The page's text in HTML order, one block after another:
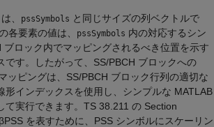
は、 pssSymbols と同じサイズの列ベクトルで
各要素の値は、 pssSymbols 内の対応するシン
ブロック内でマッピングされるべき位置を示す
です。したがって、SS/PBCH ブロックへの
ッピングは、SS/PBCH ブロック行列の適切な
形インデックスを使用し、シンプルな MATLAB
て実行できます。TS 38.211 の Section
βPSS を表すために、PSS シンボルにスケーリン